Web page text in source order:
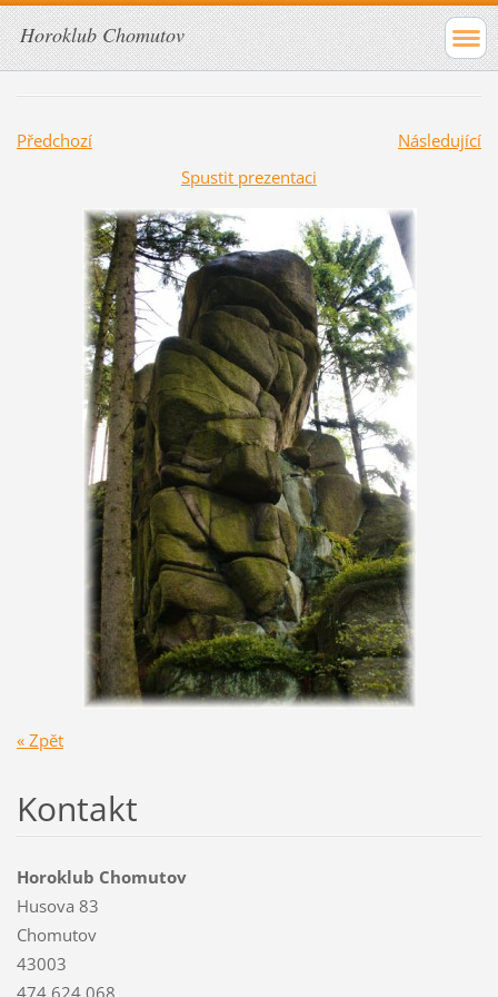
Horoklub Chomutov
Předchozí
Následující
Spustit prezentaci
« Zpět
Kontakt
Horoklub Chomutov
Husova 83
Chomutov
43003
474 624 068